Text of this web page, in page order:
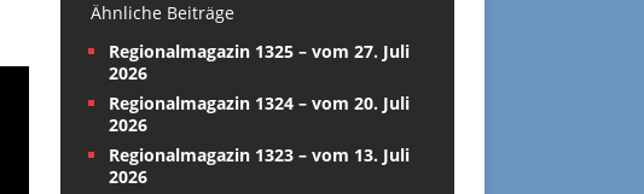
Ähnliche Beiträge
Regionalmagazin 1325 – vom 27. Juli
2026
Regionalmagazin 1324 – vom 20. Juli
2026
Regionalmagazin 1323 – vom 13. Juli
2026